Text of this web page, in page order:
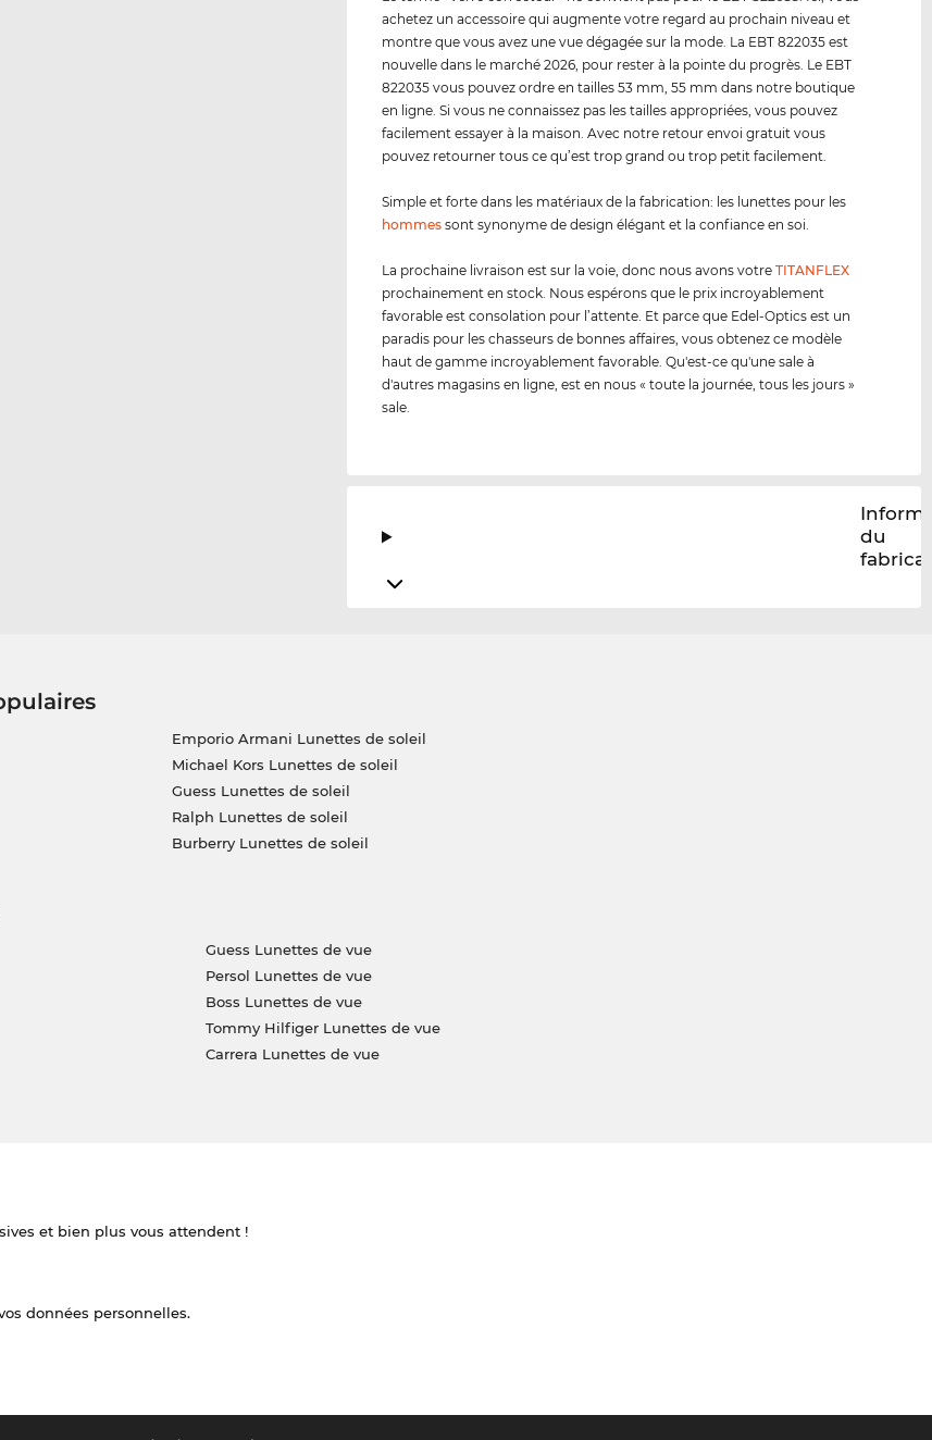
achetez un accessoire qui augmente votre regard au prochain niveau et
montre que vous avez une vue dégagée sur la mode. La EBT 822035 est
nouvelle dans le marché 2026, pour rester à la pointe du progrès. Le EBT
822035 vous pouvez ordre en tailles 53 mm, 55 mm dans notre boutique
en ligne. Si vous ne connaissez pas les tailles appropriées, vous pouvez
facilement essayer à la maison. Avec notre retour envoi gratuit vous
pouvez retourner tous ce qu’est trop grand ou trop petit facilement.
Simple et forte dans les matériaux de la fabrication: les lunettes pour les
hommes sont synonyme de design élégant et la confiance en soi.
La prochaine livraison est sur la voie, donc nous avons votreTITANFLEX
prochainement en stock. Nous espérons que le prix incroyablement
favorable est consolation pour l’attente. Et parce que Edel-Optics est un
paradis pour les chasseurs de bonnes affaires, vous obtenez ce modèle
haut de gamme incroyablement favorable. Qu'est-ce qu'une sale à
d'autres magasins en ligne, est en nous « toute la journée, tous les jours »
sale.
du
Emporio Armani Lunettes de soleil
Michael Kors Lunettes de soleil
Guess Lunettes de soleil
Ralph Lunettes de soleil
Burberry Lunettes de soleil
Guess Lunettes de vue
Persol Lunettes de vue
Boss Lunettes de vue
Tommy Hilfiger Lunettes de vue
Carrera Lunettes de vue
et bien plus vous attendent !
données personnelles.